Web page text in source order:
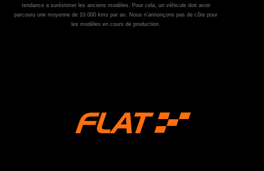
tendance a suréstimer les anciens modèles. Pour cela, un véhicule doit avoir
parcouru une moyenne de 10.000 kms par an. Nous n'annonçons pas de côte pour
les modèles en cours de production.